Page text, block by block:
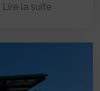
Lire la suite